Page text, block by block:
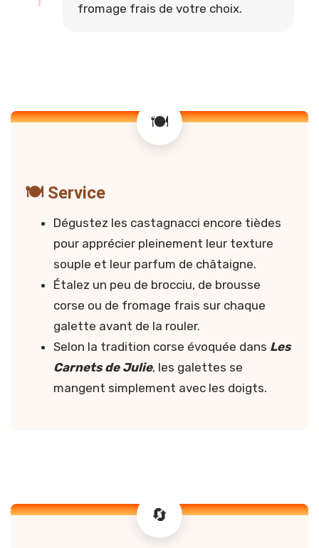
fromage frais de votre choix.
🍽️ Service
Dégustez les castagnacci encore tièdes
pour apprécier pleinement leur texture
souple et leur parfum de châtaigne.
Étalez un peu de brocciu, de brousse
corse ou de fromage frais sur chaque
galette avant de la rouler.
Selon la tradition corse évoquée dans Les
Carnets de Julie, les galettes se
mangent simplement avec les doigts.